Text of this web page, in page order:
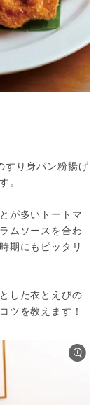
すり身パン粉揚げ
。
が多いトートマ
ムソースを合わ
期にもピッタリ
した衣とえびの
ツを教えます！